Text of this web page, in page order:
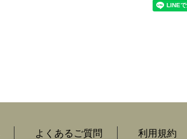
よくあるご質問 利用規約